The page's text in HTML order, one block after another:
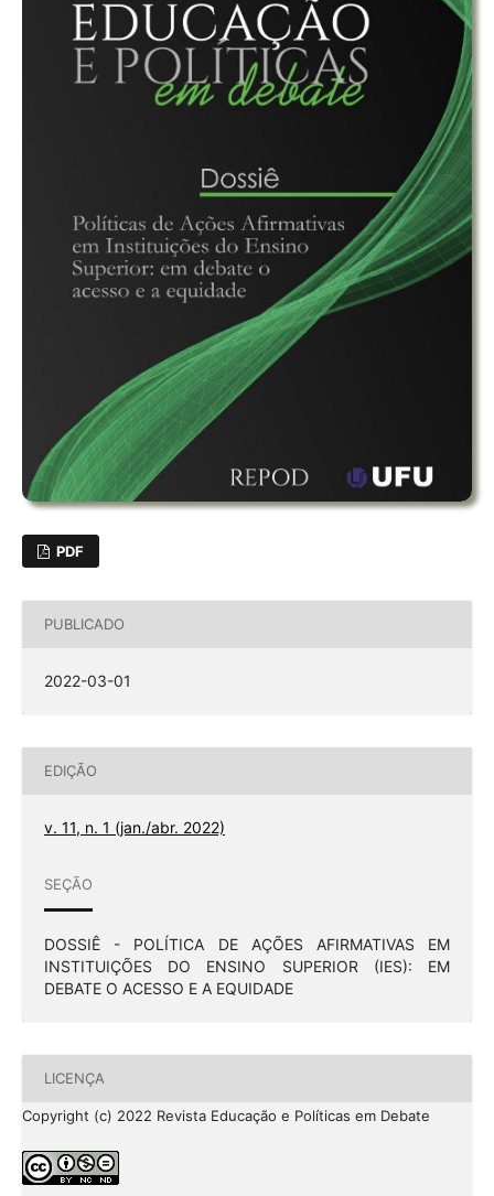
PDF
PUBLICADO
2022-03-01
EDIÇÃO
v. 11, n. 1 (jan./abr. 2022)
SEÇÃO
DOSSIÊ - POLÍTICA DE AÇÕES AFIRMATIVAS EM
INSTITUIÇÕES DO ENSINO SUPERIOR (IES): EM
DEBATE O ACESSO E A EQUIDADE
LICENÇA
Copyright (c) 2022 Revista Educação e Políticas em Debate